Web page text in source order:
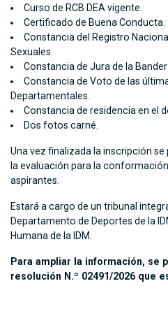
Curso de RCB DEA vigente.
Certificado de Buena Conducta.
Constancia del Registro
Sexuales.
Constancia de Jura de la
Constancia de Voto de las
Departamentales.
Constancia de residencia en el
Dos fotos carné.
Una vez finalizada la inscripción
la evaluación para la
aspirantes.
Estará a cargo de un tribunal
Departamento de Deportes de la
Humana de la IDM.
Para ampliar la información, se
resolución N.º 02491/2026 que